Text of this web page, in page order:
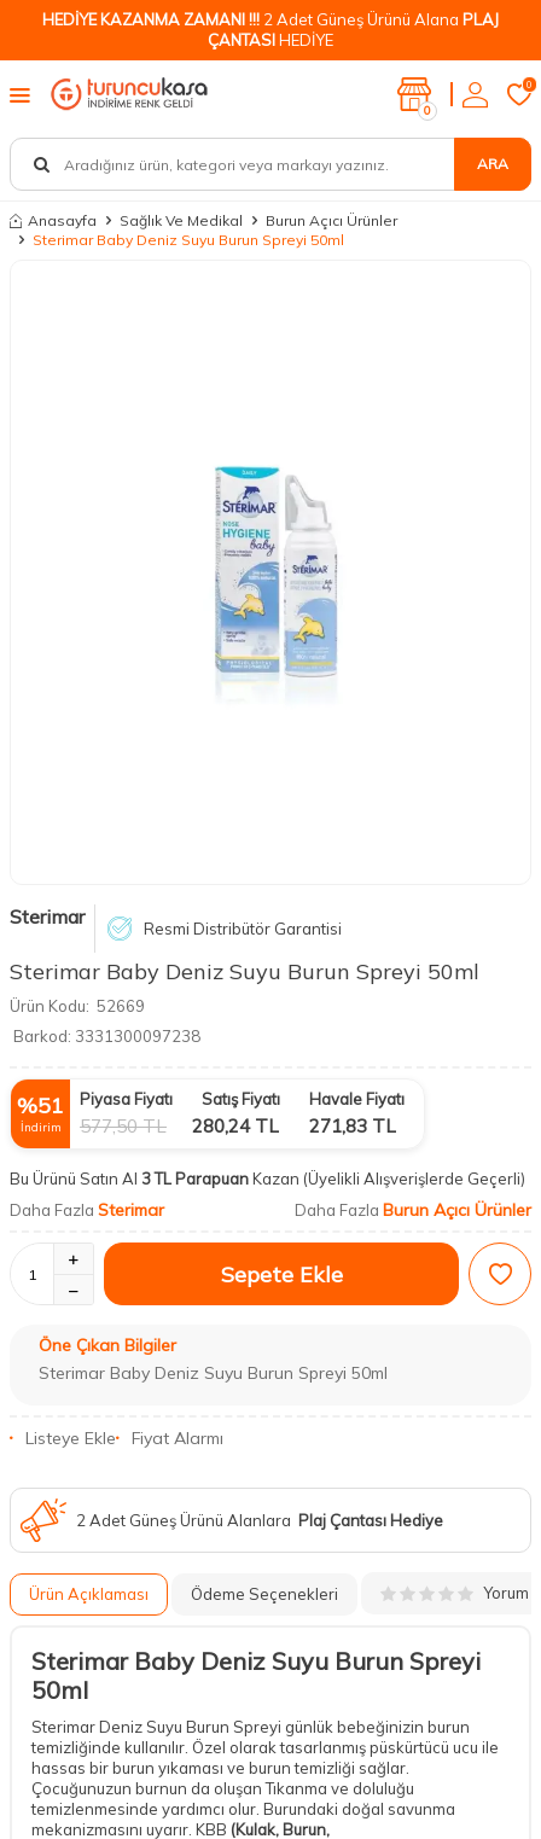
HEDİYE KAZANMA ZAMANI !!! 2 Adet Güneş Ürünü Alana PLAJ
ÇANTASIHEDİYE
ARA
0
0
Anasayfa Sağlık Ve Medikal
Burun Açıcı Ürünler
Sterimar Baby Deniz Suyu Burun Spreyi 50ml
Sterimar Resmi Distribütör Garantisi
Sterimar Baby Deniz Suyu Burun Spreyi 50ml
Ürün Kodu: 52669
Barkod: 3331300097238
%51
İndirim
Piyasa Fiyatı
577,50TL
Satış Fiyatı
280,24TL
Havale Fiyatı
271,83 TL
Bu Ürünü Satın Al 3 TL ParapuanKazan (Üyelikli Alışverişlerde Geçerli)
Daha Fazla Sterimar Daha Fazla Burun Açıcı Ürünler
Sepete Ekle
Öne Çıkan Bilgiler
Sterimar Baby Deniz Suyu Burun Spreyi 50ml
Listeye Ekle Fiyat Alarmı
2 Adet Güneş Ürünü Alanlara Plaj Çantası Hediye
Ürün Açıklaması Ödeme Seçenekleri Yorum
Sterimar Baby Deniz Suyu Burun Spreyi
50ml
Sterimar Deniz Suyu Burun Spreyi günlük bebeğinizin burun
temizliğinde kullanılır. Özel olarak tasarlanmış püskürtücü ucu ile
hassas bir burun yıkaması ve burun temizliği sağlar.
Çocuğunuzun burnun da oluşan Tıkanma ve doluluğu
temizlenmesinde yardımcı olur. Burundaki doğal savunma
mekanizmasını uyarır. KBB (Kulak, Burun,